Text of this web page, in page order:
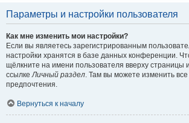
Параметры и настройки пользователя
Как мне изменить мои настройки?
Если вы являетесь зарегистрированным
настройки хранятся в базе данных конференции.
щёлкните на имени пользователя вверху страницы
ссылкеЛичный раздел. Там вы можете изменить все
предпочтения.
Вернуться к началу